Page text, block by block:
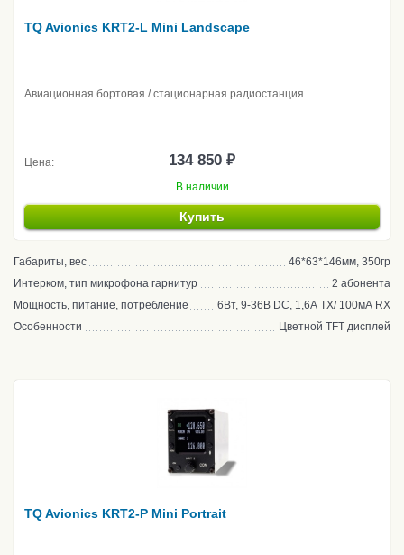
TQ Avionics KRT2-L Mini Landscape
Авиационная бортовая / стационарная радиостанция
Цена: 134 850 ₽
В наличии
Купить
Габариты, вес
46*63*146мм, 350гр
Интерком, тип микрофона гарнитур
2 абонента
Мощность, питание, потребление
6Вт, 9-36В DC, 1,6А TX/ 100мА RX
Особенности
Цветной TFT дисплей
TQ Avionics KRT2-P Mini Portrait